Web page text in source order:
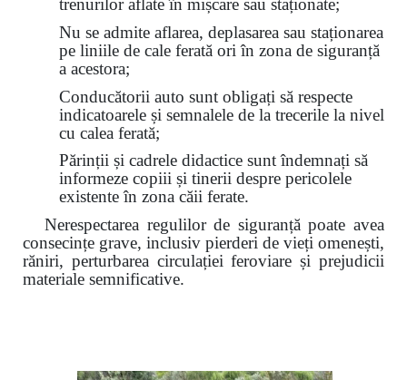
trenurilor aflate în mișcare sau staționate;
Nu se admite aflarea, deplasarea sau staționarea
pe liniile de cale ferată ori în zona de siguranță
a acestora;
Conducătorii auto sunt obligați să respecte
indicatoarele și semnalele de la trecerile la nivel
cu calea ferată;
Părinții și cadrele didactice sunt îndemnați să
informeze copiii și tinerii despre pericolele
existente în zona căii ferate.
Nerespectarea regulilor de siguranță poate avea
consecințe grave, inclusiv pierderi de vieți omenești,
răniri, perturbarea circulației feroviare și prejudicii
materiale semnificative.